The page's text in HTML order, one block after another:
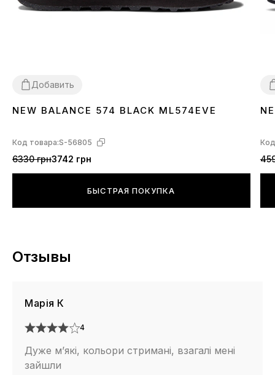
Добавить
3637 3839404142 43 4445
NEW BALANCE 574 BLACK ML574EVE
Код товара:S-56805
6330 грн3742 грн
БЫСТРАЯ ПОКУПКА
Отзывы
Марія К
4
Дуже м’які, кольори стримані, взагалі мені
зайшли